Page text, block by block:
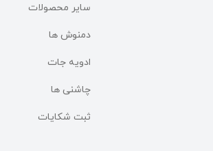
سایر محصولات
دمنوش ها
ادویه جات
چاشنی ها
ثبت شکایات